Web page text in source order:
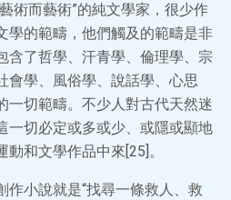
術而藝術”的純文學家，很少作
學的範疇，他們觸及的範疇是非
含了哲學、汗青學、倫理學、宗
會學、風俗學、說話學、心思
一切範疇。不少人對古代天然迷
一切必定或多或少、或隱或顯地
和文學作品中來[25]。
作小說就是“找尋一條救人、救